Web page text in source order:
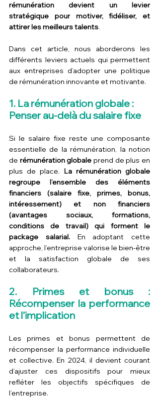
rémunération devient un levier
stratégique pour motiver, fidéliser, et
attirer les meilleurs talents.
Dans cet article, nous aborderons les
différents leviers actuels qui permettent
aux entreprises d’adopter une politique
de rémunération innovante et motivante.
1. La rémunération globale :
Penser au-delà du salaire fixe
Si le salaire fixe reste une composante
essentielle de la rémunération, la notion
de rémunération globale prend de plus en
plus de place. La rémunération globale
regroupe l’ensemble des éléments
financiers (salaire fixe, primes, bonus,
intéressement) et non financiers
(avantages sociaux, formations,
conditions de travail) qui forment le
package salarial. En adoptant cette
approche, l’entreprise valorise le bien-être
et la satisfaction globale de ses
collaborateurs.
2. Primes et bonus :
Récompenser la performance
et l’implication
Les primes et bonus permettent de
récompenser la performance individuelle
et collective. En 2024, il devient courant
d’ajuster ces dispositifs pour mieux
refléter les objectifs spécifiques de
l’entreprise.